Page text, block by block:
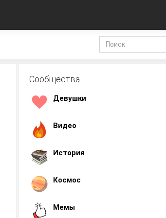
Сообщества
Девушки
Видео
История
Космос
Мемы